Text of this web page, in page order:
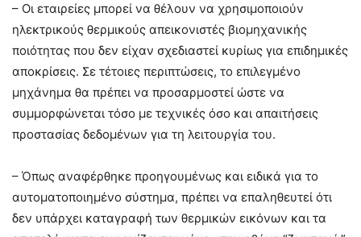
– Οι εταιρείες μπορεί να θέλουν να χρησιμοποιούν
ηλεκτρικούς θερμικούς απεικονιστές βιομηχανικής
ποιότητας που δεν είχαν σχεδιαστεί κυρίως για επιδημικές
αποκρίσεις. Σε τέτοιες περιπτώσεις, το επιλεγμένο
μηχάνημα θα πρέπει να προσαρμοστεί ώστε να
συμμορφώνεται τόσο με τεχνικές όσο και απαιτήσεις
προστασίας δεδομένων για τη λειτουργία του.
– Όπως αναφέρθηκε προηγουμένως και ειδικά για το
αυτοματοποιημένο σύστημα, πρέπει να επαληθευτεί ότι
δεν υπάρχει καταγραφή των θερμικών εικόνων και τα